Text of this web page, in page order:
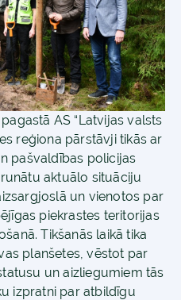
AS “Latvijas valsts
reģiona pārstāvji tikās ar
pašvaldības policijas
aktuālo situāciju
un vienotos par
piekrastes teritorijas
Tikšanās laikā tika
planšetes, vēstot par
un aizliegumiem tās
izpratni par atbildīgu